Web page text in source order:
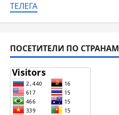
ТЕЛЕГА
ПОСЕТИТЕЛИ ПО СТРАНАМ